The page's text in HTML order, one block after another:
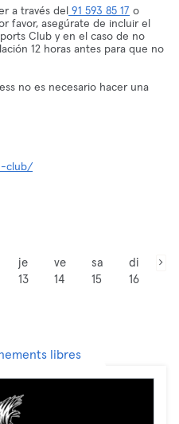
a través del 91 593 85 17 o
favor, asegúrate de incluir el
Club y en el caso de no
12 horas antes para que no
no es necesario hacer una
club/
je
13
ve
14
sa
15
di
16
libres